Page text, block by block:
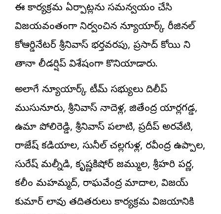
ఈ కార్యక్రమ ఏర్పాట్లను సమన్వయం చేసి
విజయవంతంగా నిర్వహించిన న్యూయార్క్ రీజినల్
కోఆర్డినేటర్ శ్రీనివాస్ భర్తవరపు, ప్రసాద్ కోయి ని
తానా లీడర్షిప్ విశేషంగా కొనియాడారు.
అలాగే న్యూయార్క్ టీమ్ సభ్యులు దిలీప్
ముసునూరు, శ్రీనివాస్ నాదెళ్ల, జితేంద్ర యార్లగడ్డ,
ఉమా పోలిరెడ్డి, శ్రీనివాస్ పలాటి, ప్రదీప్ అరవేటి,
రాజేష్ కడియాల, సునీల్ చల్లగుళ్ల, రవీంద్ర ఉప్పాల,
సురేష్ మల్నీడి, కృష్ణకిషోర్ జమ్ముల, శ్రీహరి పర్ణ,
కలీం మహమ్మద్, రాఘవేంద్ర మాదాల, విజయ్
కుమార్ లావు తదితరులు కార్యక్రమ విజయానికి